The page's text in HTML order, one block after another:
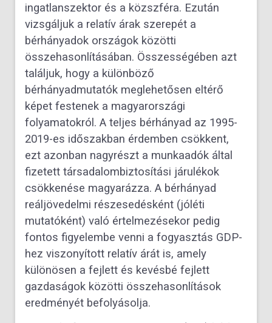
ingatlanszektor és a közszféra. Ezután
vizsgáljuk a relatív árak szerepét a
bérhányadok országok közötti
összehasonlításában. Összességében azt
találjuk, hogy a különböző
bérhányadmutatók meglehetősen eltérő
képet festenek a magyarországi
folyamatokról. A teljes bérhányad az 1995-
2019-es időszakban érdemben csökkent,
ezt azonban nagyrészt a munkaadók által
fizetett társadalombiztosítási járulékok
csökkenése magyarázza. A bérhányad
reáljövedelmi részesedésként (jóléti
mutatóként) való értelmezésekor pedig
fontos figyelembe venni a fogyasztás GDP-
hez viszonyított relatív árát is, amely
különösen a fejlett és kevésbé fejlett
gazdaságok közötti összehasonlítások
eredményét befolyásolja.